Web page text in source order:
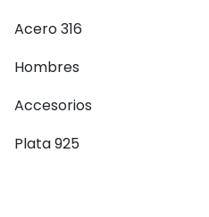
Acero 316
Hombres
Accesorios
Plata 925